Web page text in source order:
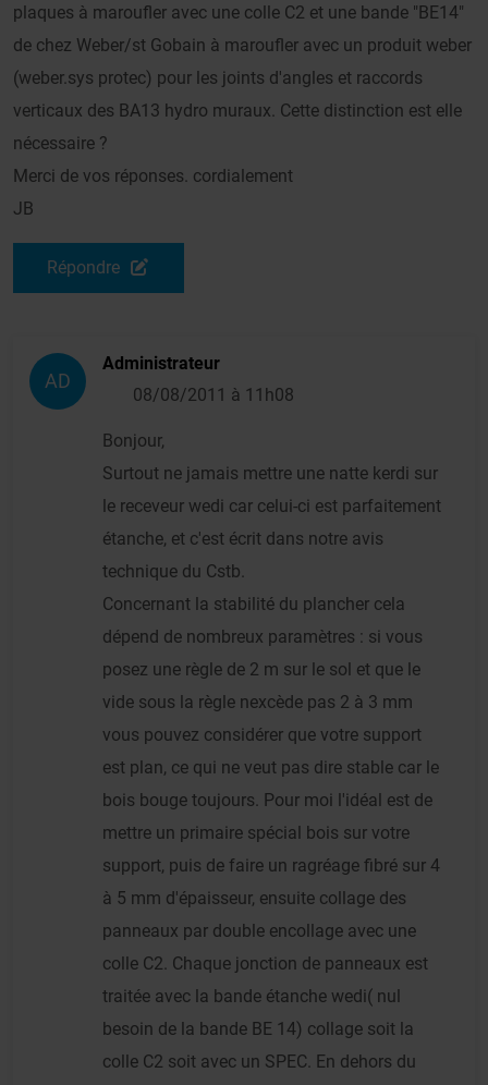
plaques à maroufler avec une colle C2 et une bande "BE14"
de chez Weber/st Gobain à maroufler avec un produit weber
(weber.sys protec) pour les joints d'angles et raccords
verticaux des BA13 hydro muraux. Cette distinction est elle
nécessaire ?
Merci de vos réponses. cordialement
JB
Répondre
AD
Administrateur
08/08/2011 à 11h08
Bonjour,
Surtout ne jamais mettre une natte kerdi sur
le receveur wedi car celui-ci est parfaitement
étanche, et c'est écrit dans notre avis
technique du Cstb.
Concernant la stabilité du plancher cela
dépend de nombreux paramètres : si vous
posez une règle de 2 m sur le sol et que le
vide sous la règle nexcède pas 2 à 3 mm
vous pouvez considérer que votre support
est plan, ce qui ne veut pas dire stable car le
bois bouge toujours. Pour moi l'idéal est de
mettre un primaire spécial bois sur votre
support, puis de faire un ragréage fibré sur 4
à 5 mm d'épaisseur, ensuite collage des
panneaux par double encollage avec une
colle C2. Chaque jonction de panneaux est
traitée avec la bande étanche wedi( nul
besoin de la bande BE 14) collage soit la
colle C2 soit avec un SPEC. En dehors du